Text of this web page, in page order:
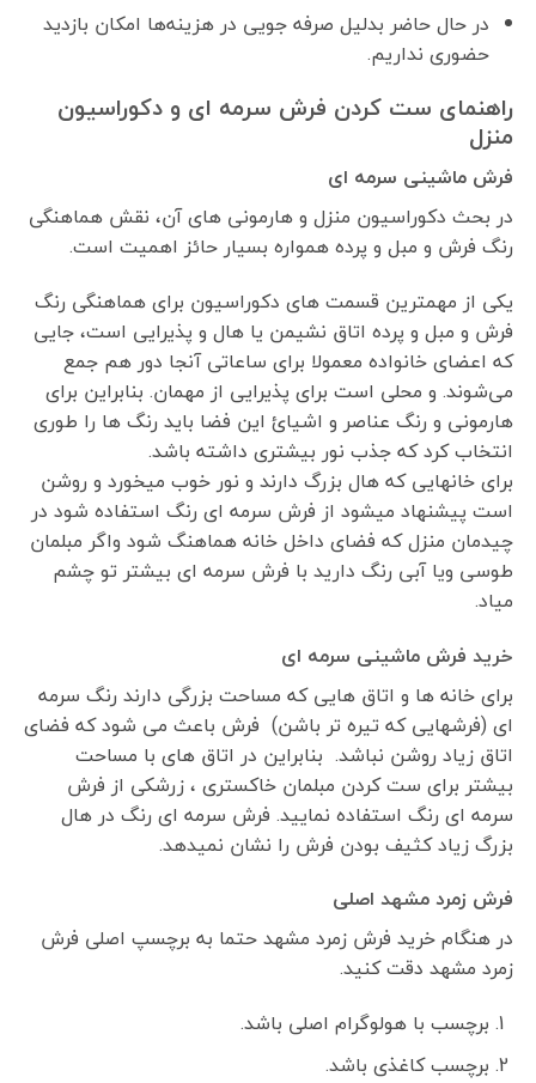
در حال حاضر بدلیل صرفه جویی در هزینه‌ها امکان بازدید
حضوری نداریم.
راهنمای ست کردن فرش سرمه ای و دکوراسیون
منزل
فرش ماشینی سرمه ای
در بحث دکوراسیون منزل و هارمونی های آن، نقش هماهنگی
رنگ فرش و مبل و پرده همواره بسیار حائز اهمیت است.
یکی از مهمترین قسمت های دکوراسیون برای هماهنگی رنگ
فرش و مبل و پرده اتاق نشیمن یا هال و پذیرایی است، جایی
که اعضای خانواده معمولا برای ساعاتی آنجا دور هم جمع
می‌شوند. و محلی است برای پذیرایی از مهمان. بنابراین برای
هارمونی و رنگ عناصر و اشیائ این فضا باید رنگ ها را طوری
انتخاب کرد که جذب نور بیشتری داشته باشد.
برای خانهایی که هال بزرگ دارند و نور خوب میخورد و روشن
است پیشنهاد میشود از فرش سرمه ای رنگ استفاده شود در
چیدمان منزل که فضای داخل خانه هماهنگ شود واگر مبلمان
طوسی ویا آبی رنگ دارید با فرش سرمه ای بیشتر تو چشم
میاد.
خرید فرش ماشینی سرمه ای
برای خانه ها و اتاق هایی که مساحت بزرگی دارند رنگ سرمه
ای (فرشهایی که تیره تر باشن) فرش باعث می شود که فضای
اتاق زیاد روشن نباشد. بنابراین در اتاق های با مساحت
بیشتر برای ست کردن مبلمان خاکستری ، زرشکی از فرش
سرمه ای رنگ استفاده نمایید. فرش سرمه ای رنگ در هال
بزرگ زیاد کثیف بودن فرش را نشان نمیدهد.
فرش زمرد مشهد اصلی
در هنگام خرید فرش زمرد مشهد حتما به برچسپ اصلی فرش
زمرد مشهد دقت کنید.
برچسب با هولوگرام اصلی باشد.
برچسب کاغذی باشد.